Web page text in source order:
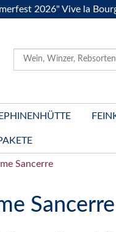
2026" Vive la
Sancerre
Sancerre